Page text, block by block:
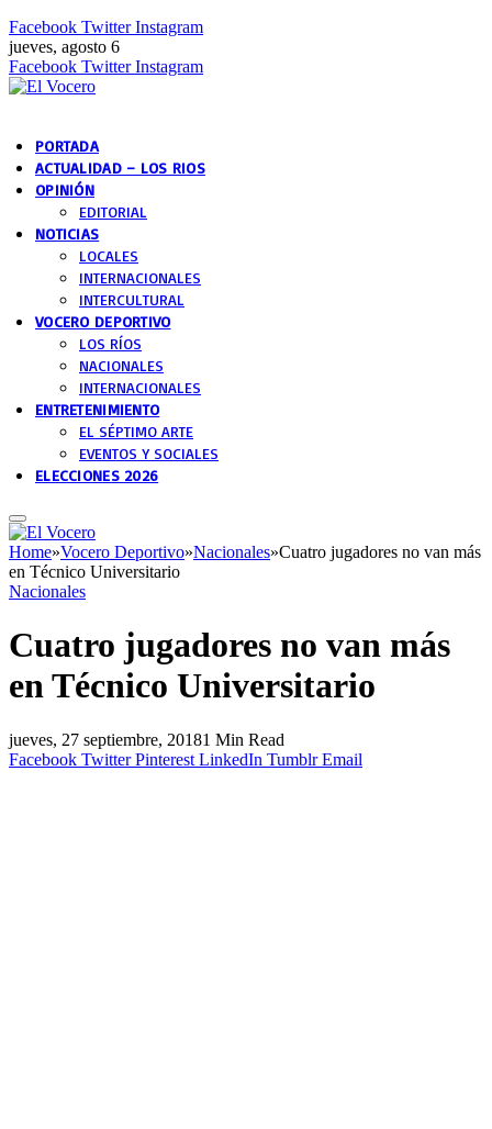
Facebook Twitter Instagram
jueves, agosto 6
Facebook Twitter Instagram
PORTADA
ACTUALIDAD – LOS RIOS
OPINIÓN
EDITORIAL
NOTICIAS
LOCALES
INTERNACIONALES
INTERCULTURAL
VOCERO DEPORTIVO
LOS RÍOS
NACIONALES
INTERNACIONALES
ENTRETENIMIENTO
EL SÉPTIMO ARTE
EVENTOS Y SOCIALES
ELECCIONES 2026
Home»Vocero Deportivo»Nacionales»Cuatro jugadores no van más
en Técnico Universitario
Nacionales
Cuatro jugadores no van más
en Técnico Universitario
jueves, 27 septiembre, 20181 Min Read
Facebook Twitter Pinterest LinkedIn Tumblr Email